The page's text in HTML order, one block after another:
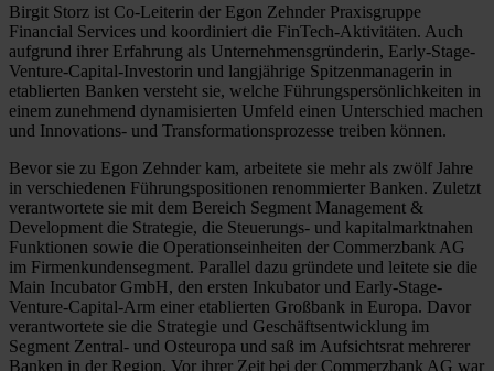
Birgit Storz ist Co-Leiterin der Egon Zehnder Praxisgruppe
Financial Services und koordiniert die FinTech-Aktivitäten. Auch
aufgrund ihrer Erfahrung als Unternehmensgründerin, Early-Stage-
Venture-Capital-Investorin und langjährige Spitzenmanagerin in
etablierten Banken versteht sie, welche Führungspersönlichkeiten in
einem zunehmend dynamisierten Umfeld einen Unterschied machen
und Innovations- und Transformationsprozesse treiben können.
Bevor sie zu Egon Zehnder kam, arbeitete sie mehr als zwölf Jahre
in verschiedenen Führungspositionen renommierter Banken. Zuletzt
verantwortete sie mit dem Bereich Segment Management &
Development die Strategie, die Steuerungs- und kapitalmarktnahen
Funktionen sowie die Operationseinheiten der Commerzbank AG
im Firmenkundensegment. Parallel dazu gründete und leitete sie die
Main Incubator GmbH, den ersten Inkubator und Early-Stage-
Venture-Capital-Arm einer etablierten Großbank in Europa. Davor
verantwortete sie die Strategie und Geschäftsentwicklung im
Segment Zentral- und Osteuropa und saß im Aufsichtsrat mehrerer
Banken in der Region. Vor ihrer Zeit bei der Commerzbank AG war